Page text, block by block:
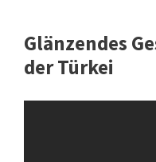
Glänzendes
der Türkei